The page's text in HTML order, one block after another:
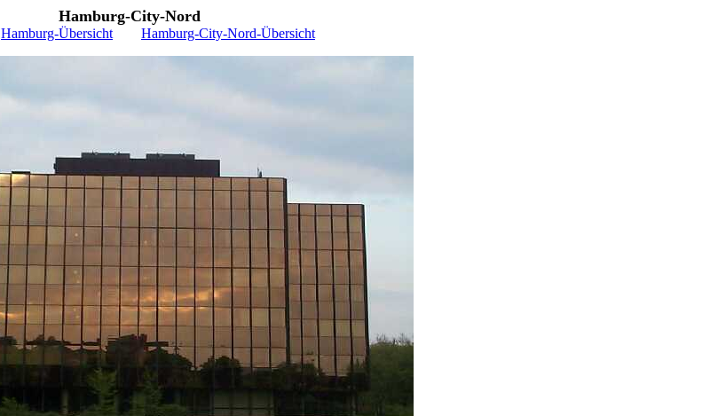
Hamburg-City-Nord
Hamburg-Übersicht Hamburg-City-Nord-Übersicht